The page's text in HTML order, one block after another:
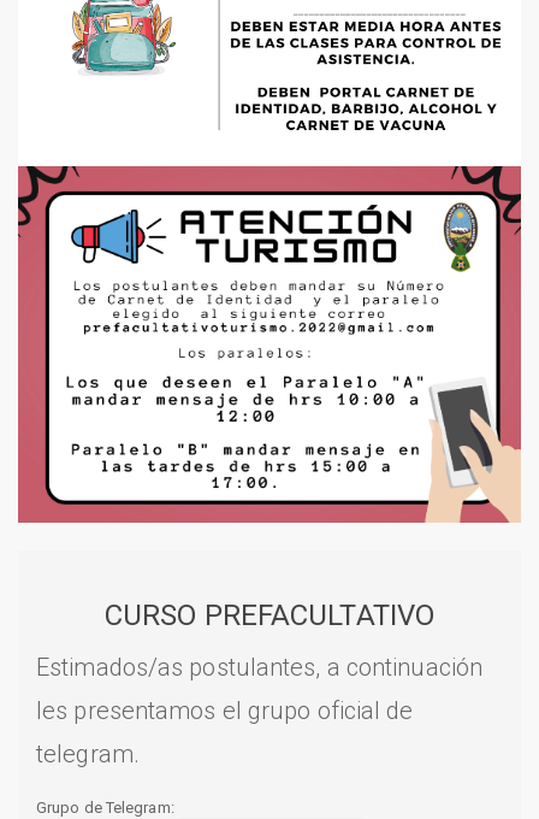
CURSO PREFACULTATIVO
Estimados/as postulantes, a continuación
les presentamos el grupo oficial de
telegram.
Grupo de Telegram: